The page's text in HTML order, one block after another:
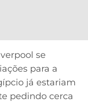
se
para a
já estariam
pedindo cerca